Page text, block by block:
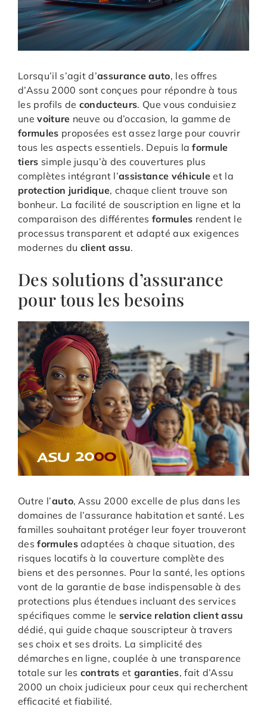
Lorsqu’il s’agit d’assurance auto, les offres
d’Assu 2000 sont conçues pour répondre à tous
les profils de conducteurs. Que vous conduisiez
unevoiture neuve ou d’occasion, la gamme de
formules proposées est assez large pour couvrir
tous les aspects essentiels. Depuis laformule
tiers simple jusqu’à des couvertures plus
complètes intégrant l’assistance véhicule et la
protection juridique, chaque client trouve son
bonheur. La facilité de souscription en ligne et la
comparaison des différentes formules rendent le
processus transparent et adapté aux exigences
modernes du client assu.
Des solutions d’assurance
pour tous les besoins
Outre l’auto, Assu 2000 excelle de plus dans les
domaines de l’assurance habitation et santé. Les
familles souhaitant protéger leur foyer trouveront
desformulesadaptées à chaque situation, des
risques locatifs à la couverture complète des
biens et des personnes. Pour la santé, les options
vont de la garantie de base indispensable à des
protections plus étendues incluant des services
spécifiques comme le service relation client assu
dédié, qui guide chaque souscripteur à travers
ses choix et ses droits. La simplicité des
démarches en ligne, couplée à une transparence
totale sur les contrats et garanties, fait d’Assu
2000 un choix judicieux pour ceux qui recherchent
efficacité et fiabilité.